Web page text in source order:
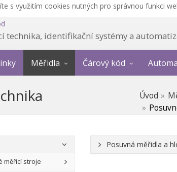
s využitím cookies nutných pro správnou funkci
technika, identifikační systémy a
Měřidla Čárový kód
Úvod
měřicí stroje
Posuvná měřidla a